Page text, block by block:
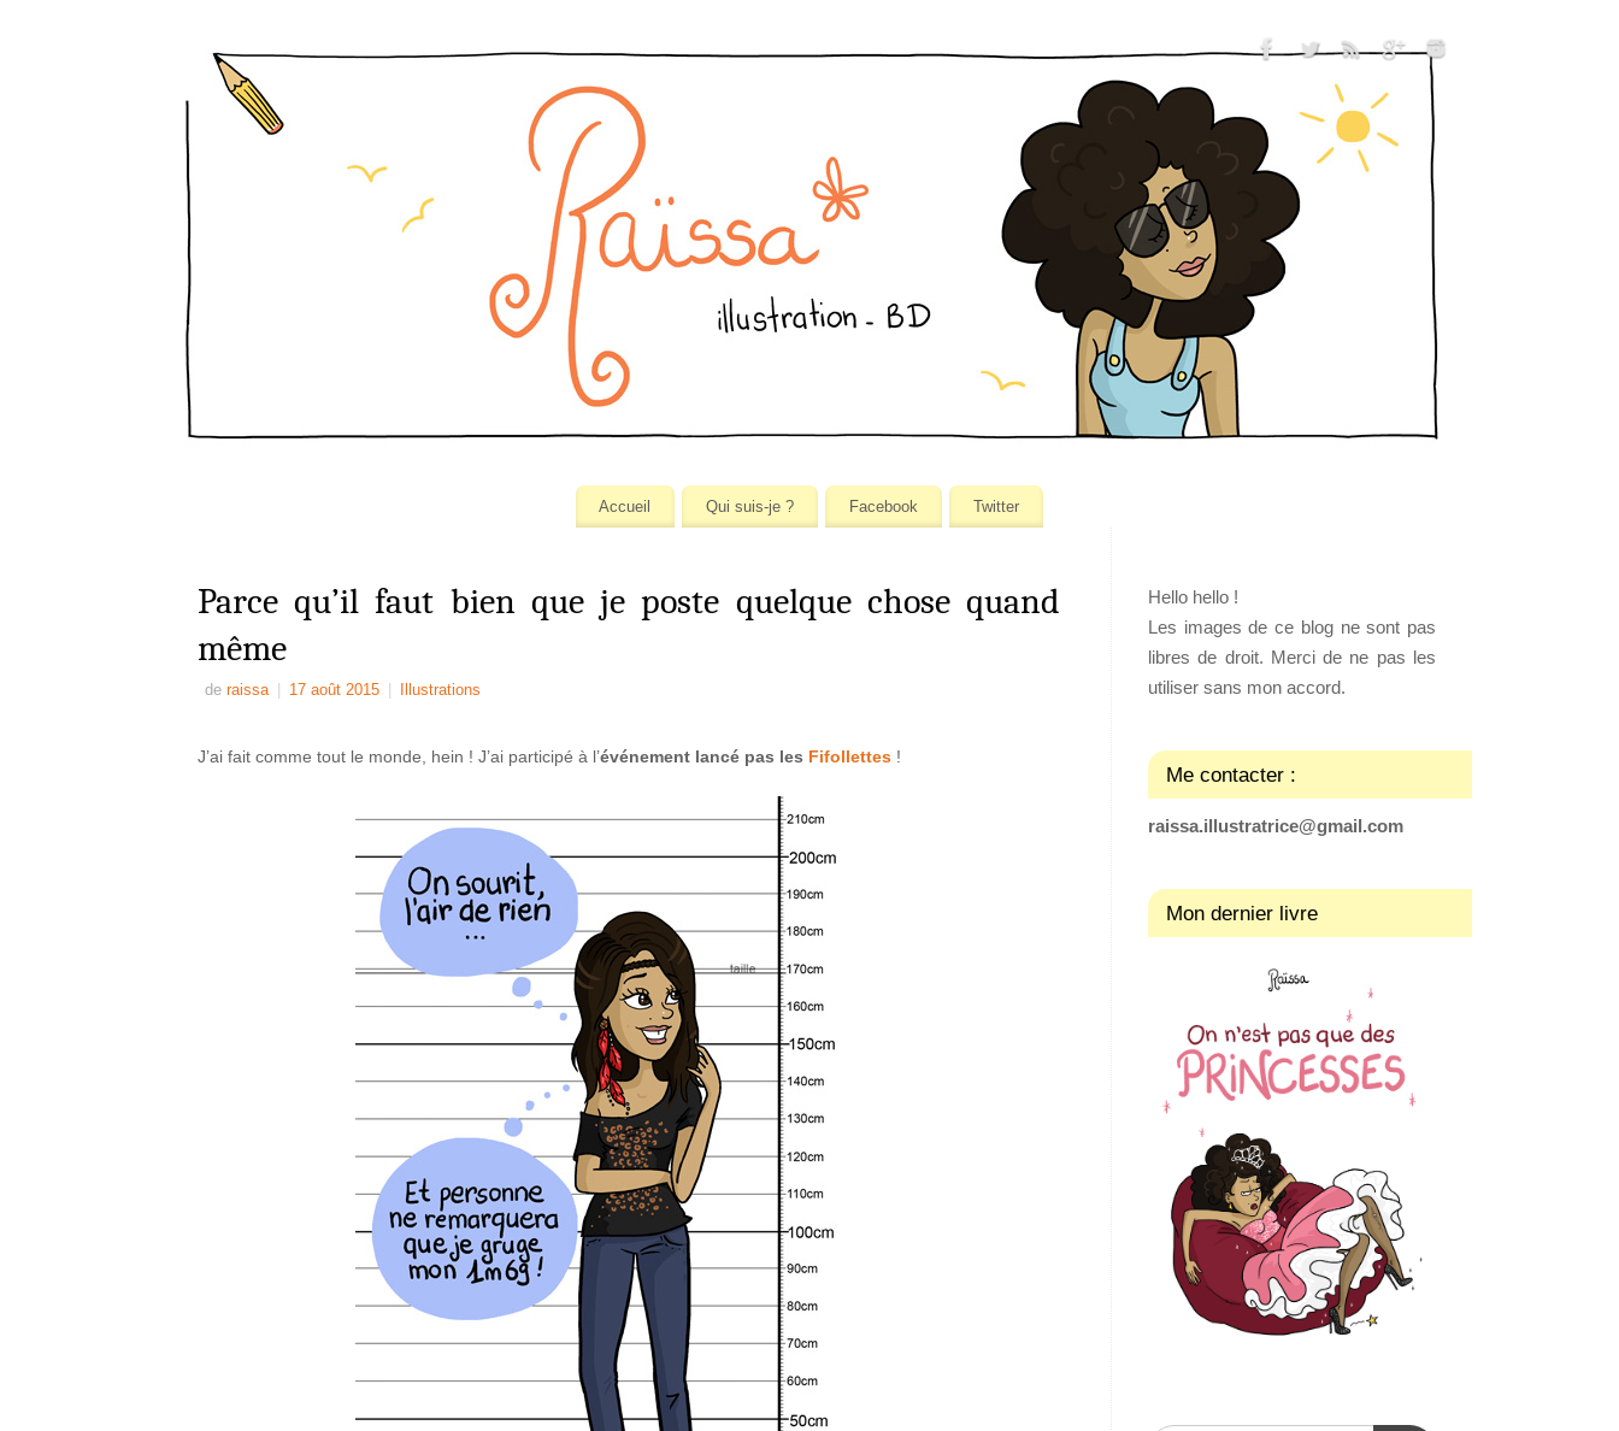
Accueil Qui suis-je ? Facebook Twitter
Parce qu’il faut bien que je poste quelque chose quand
même
de raissa 17 août 2015 Illustrations
J’ai fait comme tout le monde, hein ! J’ai participé à l’événement lancé pas les Fifollettes !
Hello hello !
Les images de ce blog ne sont pas
libres de droit. Merci de ne pas les
utiliser sans mon accord.
Me contacter :
raissa.illustratrice@gmail.com
Mon dernier livre